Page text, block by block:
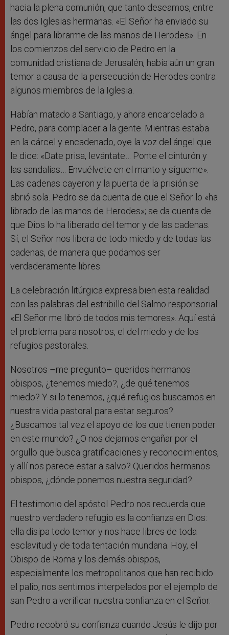
hacia la plena comunión, que tanto deseamos, entre
las dos Iglesias hermanas. «El Señor ha enviado su
ángel para librarme de las manos de Herodes». En
los comienzos del servicio de Pedro en la
comunidad cristiana de Jerusalén, había aún un gran
temor a causa de la persecución de Herodes contra
algunos miembros de la Iglesia.
Habían matado a Santiago, y ahora encarcelado a
Pedro, para complacer a la gente. Mientras estaba
en la cárcel y encadenado, oye la voz del ángel que
le dice: «Date prisa, levántate… Ponte el cinturón y
las sandalias… Envuélvete en el manto y sígueme».
Las cadenas cayeron y la puerta de la prisión se
abrió sola. Pedro se da cuenta de que el Señor lo «ha
librado de las manos de Herodes»; se da cuenta de
que Dios lo ha liberado del temor y de las cadenas.
Sí, el Señor nos libera de todo miedo y de todas las
cadenas, de manera que podamos ser
verdaderamente libres.
La celebración litúrgica expresa bien esta realidad
con las palabras del estribillo del Salmo responsorial:
«El Señor me libró de todos mis temores». Aquí está
el problema para nosotros, el del miedo y de los
refugios pastorales.
Nosotros –me pregunto– queridos hermanos
obispos, ¿tenemos miedo?, ¿de qué tenemos
miedo? Y si lo tenemos, ¿qué refugios buscamos en
nuestra vida pastoral para estar seguros?
¿Buscamos tal vez el apoyo de los que tienen poder
en este mundo? ¿O nos dejamos engañar por el
orgullo que busca gratificaciones y reconocimientos,
y allí nos parece estar a salvo? Queridos hermanos
obispos, ¿dónde ponemos nuestra seguridad?
El testimonio del apóstol Pedro nos recuerda que
nuestro verdadero refugio es la confianza en Dios:
ella disipa todo temor y nos hace libres de toda
esclavitud y de toda tentación mundana. Hoy, el
Obispo de Roma y los demás obispos,
especialmente los metropolitanos que han recibido
el palio, nos sentimos interpelados por el ejemplo de
san Pedro a verificar nuestra confianza en el Señor.
Pedro recobró su confianza cuando Jesús le dijo por